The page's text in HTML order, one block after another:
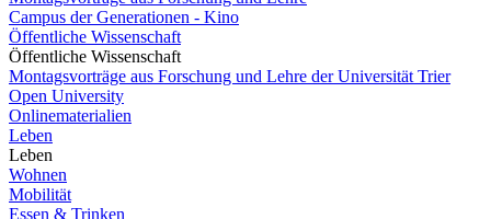
Campus der Generationen - Kino
Öffentliche Wissenschaft
Öffentliche Wissenschaft
Montagsvorträge aus Forschung und Lehre der Universität Trier
Open University
Onlinematerialien
Leben
Leben
Wohnen
Mobilität
Essen & Trinken